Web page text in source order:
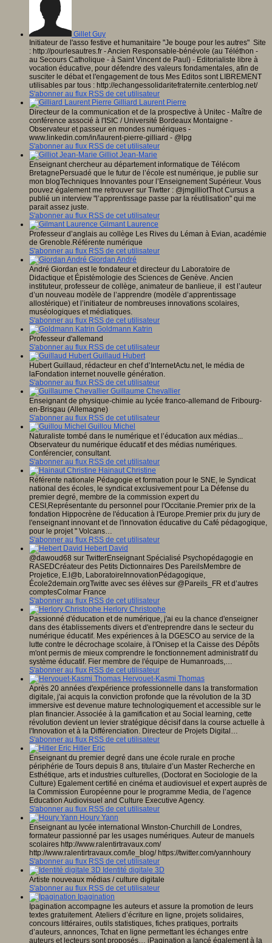
Gillet Guy
Initiateur de l'asso festive et humanitaire "Je bouge pour les autres" Site
: http://pourlesautres.fr - Ancien Responsable-bénévole (au Téléthon -
au Secours Catholique - à Saint Vincent de Paul) - Editorialiste libre à
vocation éducative, pour défendre des valeurs fondamentales, afin de
susciter le débat et l'engagement de tous Mes Editos sont LIBREMENT
utilisables par tous : http://echangessolidaritefraternite.centerblog.net/
S'abonner au flux RSS de cet utilisateur
Gilliard Laurent Pierre
Directeur de la communication et de la prospective à Unitec - Maître de
conférence associé à l'ISIC / Université Bordeaux Montaigne -
Observateur et passeur en mondes numériques -
www.linkedin.com/in/laurent-pierre-gilliard - @lpg
S'abonner au flux RSS de cet utilisateur
Gilliot Jean-Marie
Enseignant chercheur au département informatique de Télécom
BretagnePersuadé que le futur de l’école est numérique, je publie sur
mon blogTechniques Innovantes pour l’Enseignement Supérieur. Vous
pouvez également me retrouver sur Tiwtter : @jmgilliotThot Cursus a
publié un interview "l’apprentissage passe par la réutilisation" qui me
parait assez juste.
S'abonner au flux RSS de cet utilisateur
Gilmant Laurence
Professeur d’anglais au collège Les Rives du Léman à Evian, académie
de Grenoble.Référente numérique
S'abonner au flux RSS de cet utilisateur
Giordan André
André Giordan est le fondateur et directeur du Laboratoire de
Didactique et Épistémologie des Sciences de Genève. Ancien
instituteur, professeur de collège, animateur de banlieue, il est l’auteur
d’un nouveau modèle de l’apprendre (modèle d’apprentissage
allostérique) et l’initiateur de nombreuses innovations scolaires,
muséologiques et médiatiques.
S'abonner au flux RSS de cet utilisateur
Goldmann Katrin
Professeur d'allemand
S'abonner au flux RSS de cet utilisateur
Guillaud Hubert
Hubert Guillaud, rédacteur en chef d’InternetActu.net, le média de
laFondation internet nouvelle génération.
S'abonner au flux RSS de cet utilisateur
Guillaume Chevallier
Enseignant de physique-chimie au lycée franco-allemand de Fribourg-
en-Brisgau (Allemagne)
S'abonner au flux RSS de cet utilisateur
Guillou Michel
Naturaliste tombé dans le numérique et l’éducation aux médias...
Observateur du numérique éducatif et des médias numériques.
Conférencier, consultant.
S'abonner au flux RSS de cet utilisateur
Hainaut Christine
Référente nationale Pédagogie et formation pour le SNE, le Syndicat
national des écoles, le syndicat exclusivement pour La Défense du
premier degré, membre de la commission expert du
CESI,Représentante du personnel pour l'Occitanie.Premier prix de la
fondation Hippocrène de l'éducation à l'Europe.Premier prix du jury de
l'enseignant innovant et de l'innovation éducative du Café pédagogique,
pour le projet " Volcans…
S'abonner au flux RSS de cet utilisateur
Hebert David
@dawoud68 sur TwitterEnseignant Spécialisé Psychopédagogie en
RASEDCréateur des Petits Dictionnaires Des PareilsMembre de
Projetice, E.l@b, LaboratoireInnovationPédagogique,
École2demain.orgTwitte avec ses élèves sur @Pareils_FR et d’autres
comptesColmar France
S'abonner au flux RSS de cet utilisateur
Herlory Christophe
Passionné d'éducation et de numérique, j'ai eu la chance d'enseigner
dans des établissements divers et d'entreprendre dans le secteur du
numérique éducatif. Mes expériences à la DGESCO au service de la
lutte contre le décrochage scolaire, à l'Onisep et la Caisse des Dépôts
m'ont permis de mieux comprendre le fonctionnement administratif du
système éducatif. Fier membre de l'équipe de Humanroads,…
S'abonner au flux RSS de cet utilisateur
Hervouet-Kasmi Thomas
Après 20 années d'expérience professionnelle dans la transformation
digitale, j'ai acquis la conviction profonde que la révolution de la 3D
immersive est devenue mature technologiquement et accessible sur le
plan financier. Associée à la gamification et au Social learning, cette
révolution devient un levier stratégique décisif dans la course actuelle à
l'Innovation et à la Différenciation. Directeur de Projets Digital…
S'abonner au flux RSS de cet utilisateur
Hitier Eric
Enseignant du premier degré dans une école rurale en proche
périphérie de Tours depuis 8 ans, titulaire d’un Master Recherche en
Esthétique, arts et industries culturelles, (Doctorat en Sociologie de la
Culture) Egalement certifié en cinéma et audiovisuel et expert auprès de
la Commission Européenne pour le programme Media, de l’agence
Education Audiovisuel and Culture Executive Agency.
S'abonner au flux RSS de cet utilisateur
Houry Yann
Enseignant au lycée international Winston-Churchill de Londres,
formateur passionné par les usages numériques. Auteur de manuels
scolaires http://www.ralentirtravaux.com/
http://www.ralentirtravaux.com/le_blog/ https://twitter.com/yannhoury
S'abonner au flux RSS de cet utilisateur
Identité digitale 3D
Artiste nouveaux médias / culture digitale
S'abonner au flux RSS de cet utilisateur
Ipagination
Ipagination accompagne les auteurs et assure la promotion de leurs
textes gratuitement. Ateliers d’écriture en ligne, projets solidaires,
concours littéraires, outils statistiques, fiches pratiques, portraits
d’auteurs, annonces, Tchat en ligne permettant les échanges entre
auteurs et lecteurs sont proposés… iPagination a lancé également à la